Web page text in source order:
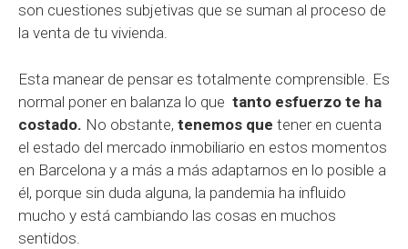
son cuestiones subjetivas que se suman al proceso de
la venta de tu vivienda.
Esta manear de pensar es totalmente comprensible. Es
normal poner en balanza lo que tanto esfuerzo te ha
costado. No obstante, tenemos que tener en cuenta
el estado del mercado inmobiliario en estos momentos
en Barcelona y a más a más adaptarnos en lo posible a
él, porque sin duda alguna, la pandemia ha influido
mucho y está cambiando las cosas en muchos
sentidos.